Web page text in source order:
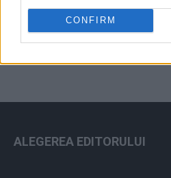
CONFIRM ad
ALEGEREA EDITORULUI